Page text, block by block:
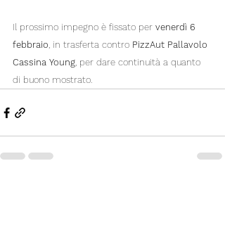
Il prossimo impegno è fissato per venerdì 6
febbraio, in trasferta contro PizzAut Pallavolo
Cassina Young, per dare continuità a quanto
di buono mostrato.